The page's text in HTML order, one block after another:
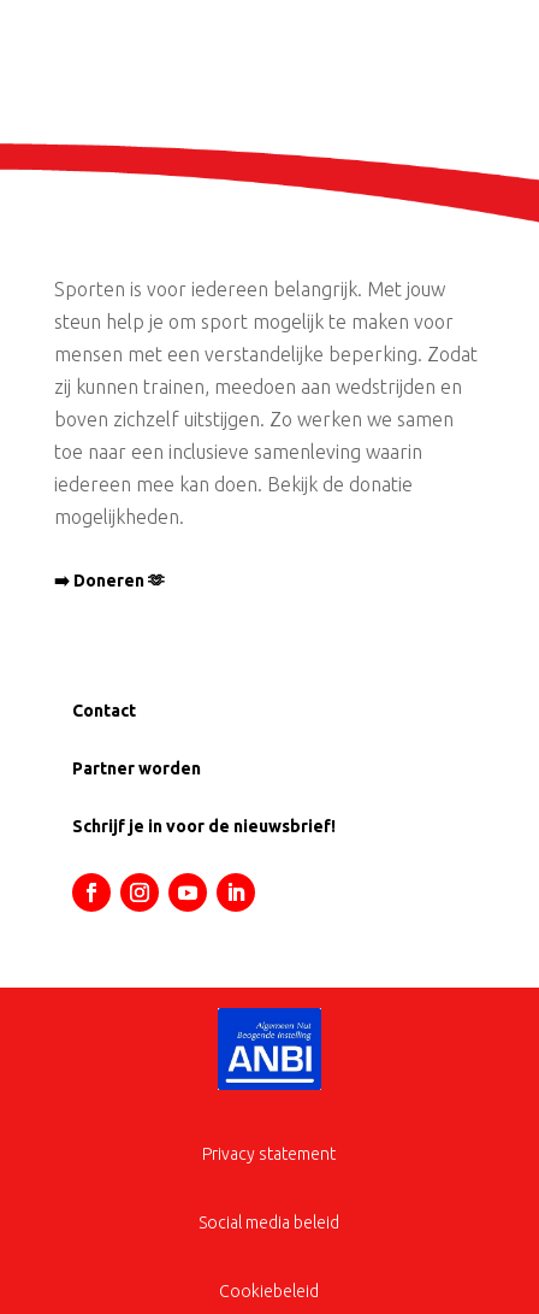
Sporten is voor iedereen belangrijk. Met jouw
steun help je om sport mogelijk te maken voor
mensen met een verstandelijke beperking. Zodat
zij kunnen trainen, meedoen aan wedstrijden en
boven zichzelf uitstijgen. Zo werken we samen
toe naar een inclusieve samenleving waarin
iedereen mee kan doen. Bekijk de donatie
mogelijkheden.
➡️ Doneren 🫶
Contact
Partner worden
Schrijf je in voor de nieuwsbrief!
Privacy statement
Social media beleid
Cookiebeleid